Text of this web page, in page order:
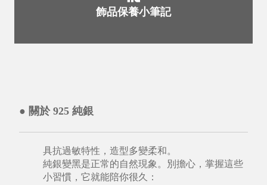
飾品保養小筆記
● 關於 925 純銀
具抗過敏特性，造型多變柔和。
純銀變黑是正常的自然現象。別擔心，掌握這些
小習慣，它就能陪你很久：